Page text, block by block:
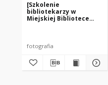
[Szkolenie
bibliotekarzy w
Miejskiej Bibliotece
fotografia